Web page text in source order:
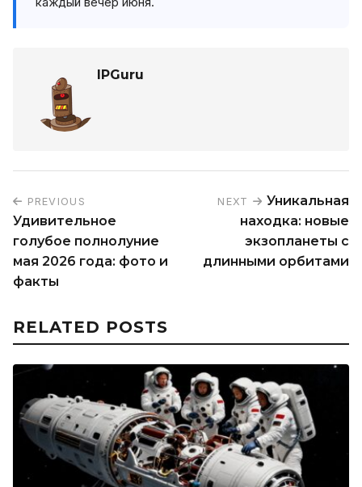
IPGuru
PREVIOUS
Удивительное
голубое полнолуние
мая 2026 года: фото и
факты
NEXT
Уникальная
находка: новые
экзопланеты с
длинными орбитами
RELATED POSTS